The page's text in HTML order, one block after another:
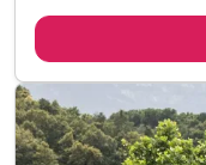
Frühstückskorb mit
hausgemachten
Südtirol Guest Pass
viele andere